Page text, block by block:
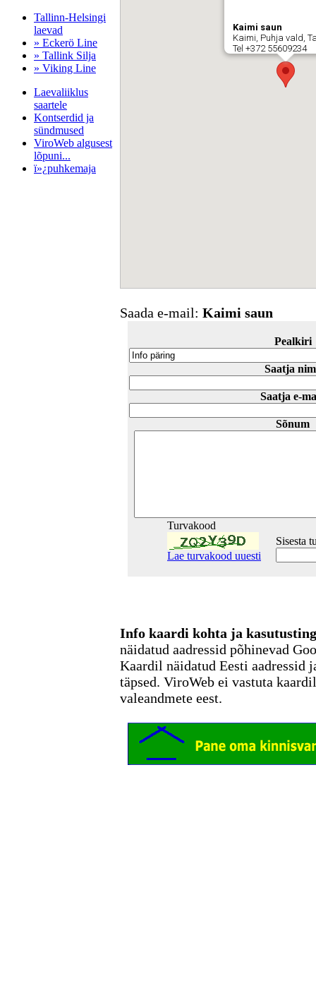
Tallinn-Helsingi
laevad
» Eckerö Line
» Tallink Silja
» Viking Line
Laevaliiklus
saartele
Kontserdid ja
sündmused
ViroWeb algusest
lõpuni...
ï»¿puhkemaja
Kaimi saun
Kaimi, Puhja vald,
Tel +372 55609234
Saada e-mail: Kaimi saun
Pealkiri
Saatja
Saatja e-
Sõnum
Turvakood
Lae turvakood uuesti
Sisesta
Info kaardi kohta ja
näidatud aadressid põhinevad
Kaardil näidatud Eesti aadressid
täpsed. ViroWeb ei vastuta
valeandmete eest.